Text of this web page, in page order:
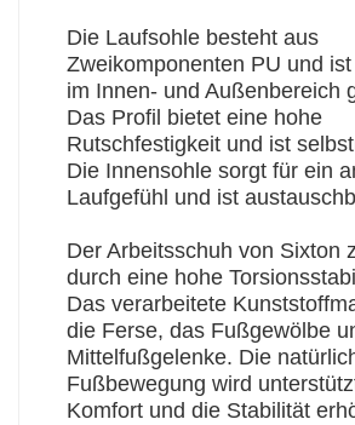
Die Laufsohle besteht aus
Zweikomponenten PU und
im Innen- und Außenbereich
Das Profil bietet eine hohe
Rutschfestigkeit und ist
Die Innensohle sorgt für ein
Laufgefühl und ist
Der Arbeitsschuh von Sixton
durch eine hohe
Das verarbeitete
die Ferse, das Fußgewölbe
Mittelfußgelenke. Die
Fußbewegung wird
Komfort und die Stabilität